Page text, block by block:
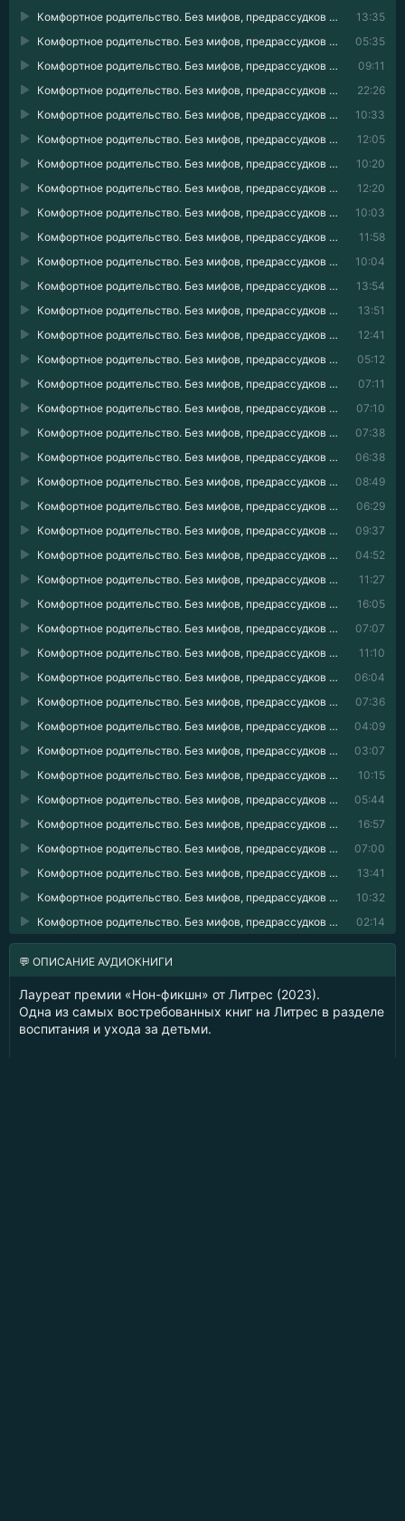
13:35
Комфортное родительство. Без мифов, предрассудков и бабушкиных советов 11
05:35
Комфортное родительство. Без мифов, предрассудков и бабушкиных советов 12
09:11
Комфортное родительство. Без мифов, предрассудков и бабушкиных советов 13
22:26
Комфортное родительство. Без мифов, предрассудков и бабушкиных советов 14
10:33
Комфортное родительство. Без мифов, предрассудков и бабушкиных советов 15
12:05
Комфортное родительство. Без мифов, предрассудков и бабушкиных советов 16
10:20
Комфортное родительство. Без мифов, предрассудков и бабушкиных советов 17
12:20
Комфортное родительство. Без мифов, предрассудков и бабушкиных советов 18
10:03
Комфортное родительство. Без мифов, предрассудков и бабушкиных советов 19
11:58
Комфортное родительство. Без мифов, предрассудков и бабушкиных советов 20
10:04
Комфортное родительство. Без мифов, предрассудков и бабушкиных советов 21
13:54
Комфортное родительство. Без мифов, предрассудков и бабушкиных советов 22
13:51
Комфортное родительство. Без мифов, предрассудков и бабушкиных советов 23
12:41
Комфортное родительство. Без мифов, предрассудков и бабушкиных советов 24
05:12
Комфортное родительство. Без мифов, предрассудков и бабушкиных советов 25
07:11
Комфортное родительство. Без мифов, предрассудков и бабушкиных советов 26
07:10
Комфортное родительство. Без мифов, предрассудков и бабушкиных советов 27
07:38
Комфортное родительство. Без мифов, предрассудков и бабушкиных советов 28
06:38
Комфортное родительство. Без мифов, предрассудков и бабушкиных советов 29
08:49
Комфортное родительство. Без мифов, предрассудков и бабушкиных советов 30
06:29
Комфортное родительство. Без мифов, предрассудков и бабушкиных советов 31
09:37
Комфортное родительство. Без мифов, предрассудков и бабушкиных советов 32
04:52
Комфортное родительство. Без мифов, предрассудков и бабушкиных советов 33
11:27
Комфортное родительство. Без мифов, предрассудков и бабушкиных советов 34
16:05
Комфортное родительство. Без мифов, предрассудков и бабушкиных советов 35
07:07
Комфортное родительство. Без мифов, предрассудков и бабушкиных советов 36
11:10
Комфортное родительство. Без мифов, предрассудков и бабушкиных советов 37
06:04
Комфортное родительство. Без мифов, предрассудков и бабушкиных советов 38
07:36
Комфортное родительство. Без мифов, предрассудков и бабушкиных советов 39
04:09
Комфортное родительство. Без мифов, предрассудков и бабушкиных советов 40
03:07
Комфортное родительство. Без мифов, предрассудков и бабушкиных советов 41
10:15
Комфортное родительство. Без мифов, предрассудков и бабушкиных советов 42
05:44
Комфортное родительство. Без мифов, предрассудков и бабушкиных советов 43
16:57
Комфортное родительство. Без мифов, предрассудков и бабушкиных советов 44
07:00
Комфортное родительство. Без мифов, предрассудков и бабушкиных советов 45
13:41
Комфортное родительство. Без мифов, предрассудков и бабушкиных советов 46
10:32
Комфортное родительство. Без мифов, предрассудков и бабушкиных советов 47
02:14
Комфортное родительство. Без мифов, предрассудков и бабушкиных советов 48
💬 ОПИСАНИЕ АУДИОКНИГИ
Лауреат премии «Нон-фикшн» от Литрес (2023).
Одна из самых востребованных книг на Литрес в разделе
воспитания и ухода за детьми.